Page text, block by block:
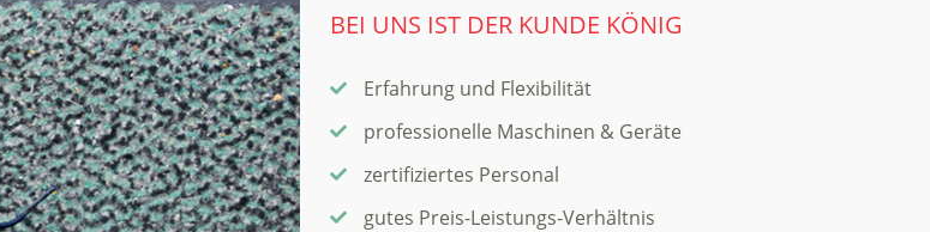
BEI UNS IST DER KUNDE KÖNIG
Erfahrung und Flexibilität
professionelle Maschinen & Geräte
zertifiziertes Personal
gutes Preis-Leistungs-Verhältnis